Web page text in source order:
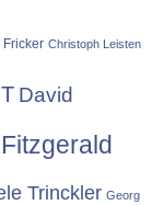
Christoph Leisten
David
Fitzgerald
Trinckler Georg